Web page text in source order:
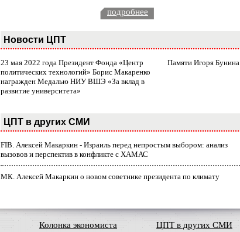
подробнее
Новости ЦПТ
23 мая 2022 года Президент Фонда «Центр
политических технологий» Борис Макаренко
награжден Медалью НИУ ВШЭ «За вклад в
развитие университета»
Памяти Игоря Бунина
ЦПТ в других СМИ
FIB. Алексей Макаркин - Израиль перед непростым выбором: анализ
вызовов и перспектив в конфликте с ХАМАС
МК. Алексей Макаркин о новом советнике президента по климату
Колонка экономиста ЦПТ в других СМИ